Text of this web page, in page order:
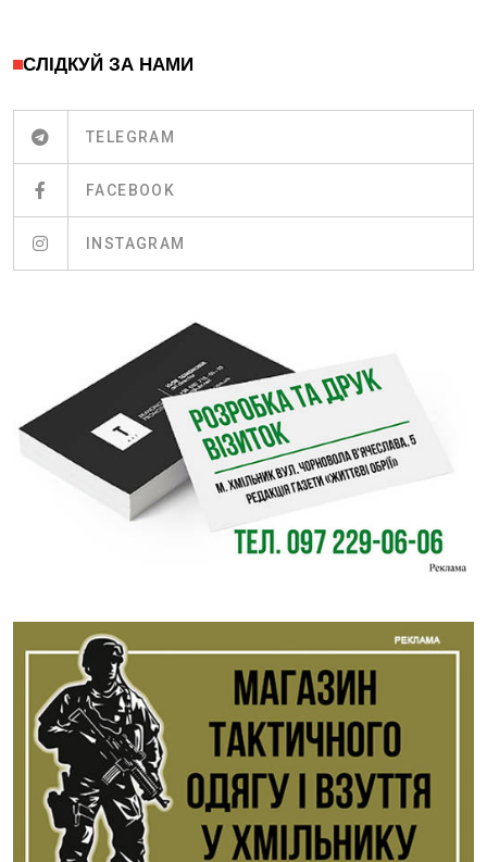
СЛІДКУЙ ЗА НАМИ
TELEGRAM
FACEBOOK
INSTAGRAM